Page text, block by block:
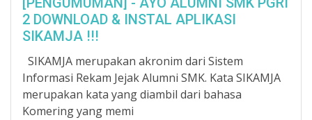
2 DOWNLOAD & INSTAL APLIKASI
SIKAMJA !!!
SIKAMJA merupakan akronim dari Sistem
Informasi Rekam Jejak Alumni SMK. Kata SIKAMJA
merupakan kata yang diambil dari bahasa
Komering yang memi